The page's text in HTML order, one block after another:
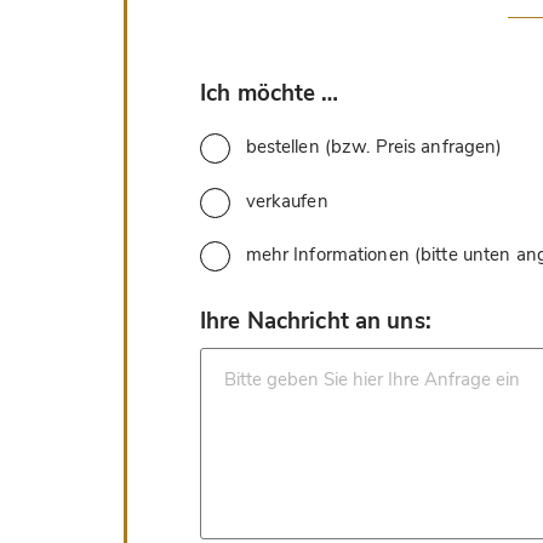
Ich möchte …
bestellen (bzw. Preis anfragen)
verkaufen
mehr Informationen (bitte unten
Ihre Nachricht an uns: